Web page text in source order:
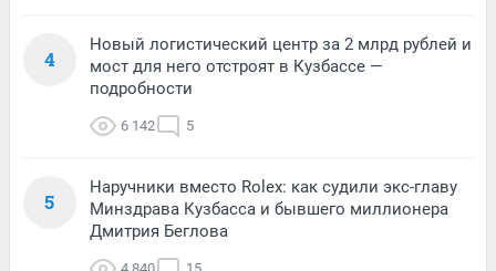
4
Новый логистический центр за 2 млрд рублей и
мост для него отстроят в Кузбассе —
подробности
6 142 5
5
Наручники вместо Rolex: как судили экс-главу
Минздрава Кузбасса и бывшего миллионера
Дмитрия Беглова